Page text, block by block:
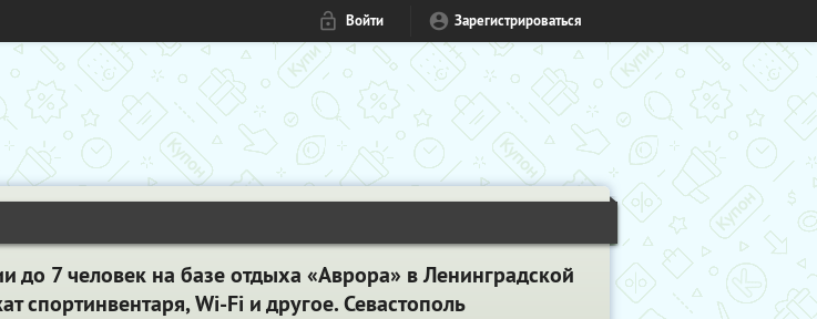
Войти Зарегистрироваться
до 7 человек на базе отдыха «Аврора» в Ленинградской
спортинвентаря, Wi-Fi и другое. Севастополь